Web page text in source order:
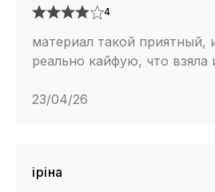
4
материал такой приятный,
реально кайфую, что взяла
23/04/26
іріна